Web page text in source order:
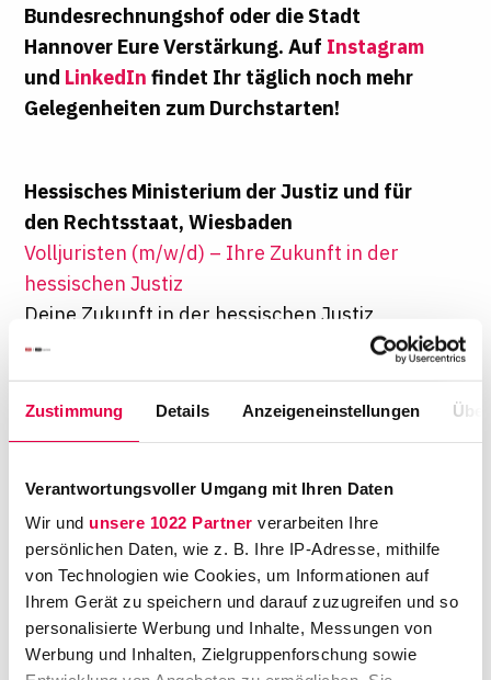
Zustimmung Details Anzeigeneinstellungen
Verantwortungsvoller Umgang mit Ihren Daten
Wir und unsere 1022 Partner verarbeiten Ihre
persönlichen Daten, wie z. B. Ihre IP-Adresse, mithilfe
von Technologien wie Cookies, um Informationen auf
Ihrem Gerät zu speichern und darauf zuzugreifen und so
personalisierte Werbung und Inhalte, Messungen von
Werbung und Inhalten, Zielgruppenforschung sowie
Bundesrechnungshof oder die Stadt
Hannover Eure Verstärkung. Auf Instagram
und LinkedIn findet Ihr täglich noch mehr
Gelegenheiten zum Durchstarten!
Hessisches Ministerium der Justiz und für
den Rechtsstaat, Wiesbaden
Volljuristen (m/w/d) – Ihre Zukunft in der
hessischen Justiz
Deine Zukunft in der hessischen Justiz
Die Präsidentin des Schleswig-Holsteinischen
Juristin / Jurist (m/w/d) zur Einstellung als
Künstliche Intelligenz
Arbeiten an der Kieler Förde - befasse dich
mit Einsatzmöglichkeiten Künstlicher
Intelligenz in parlamentarischen
Zusammenhängen
Bundesrechnungshof, Bonn • Berlin